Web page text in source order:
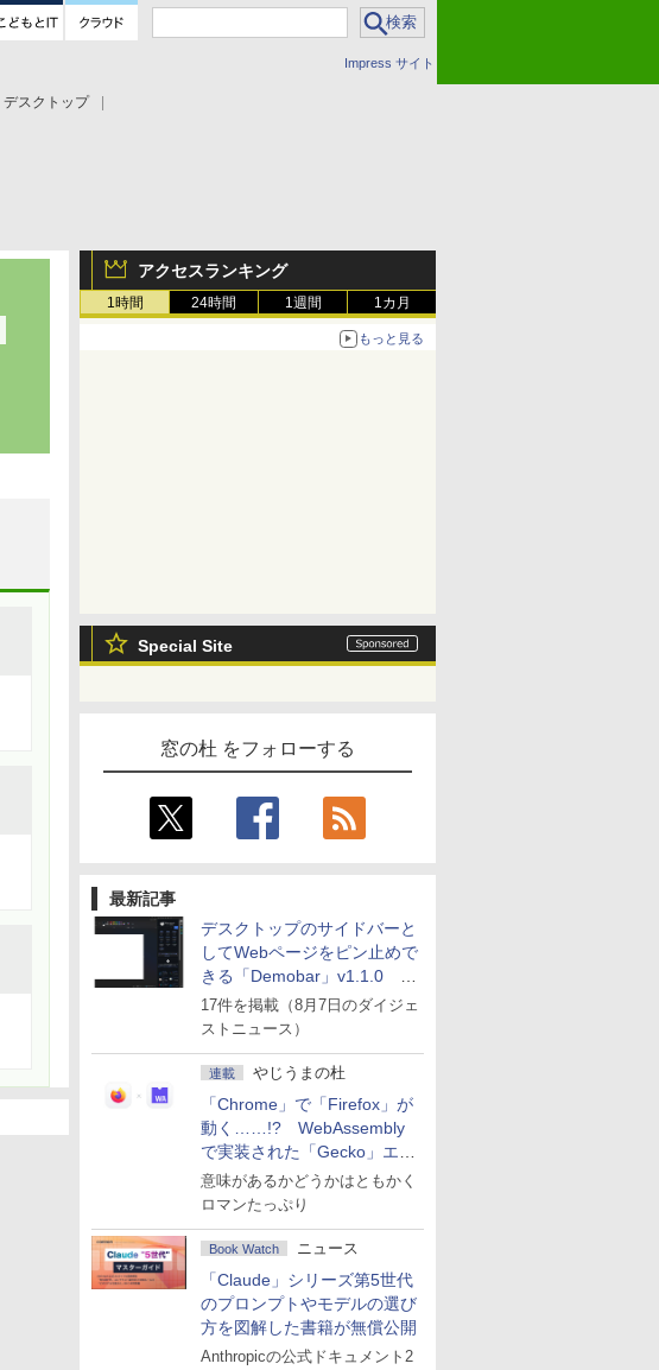
Impress サイト
デスクトップ
アクセスランキング
1時間 24時間 1週間 1カ月
もっと見る
Special Site
窓の杜 をフォローする
最新記事
デスクトップのサイドバーと
してWebページをピン止めで
きる「Demobar」v1.1.0 ほ
か
17件を掲載（8月7日のダイジェ
ストニュース）
連載 やじうまの杜
「Chrome」で「Firefox」が
動く……!? WebAssembly
で実装された「Gecko」エン
ジン
意味があるかどうかはともかく
ロマンたっぷり
Book Watch ニュース
「Claude」シリーズ第5世代
のプロンプトやモデルの選び
方を図解した書籍が無償公開
Anthropicの公式ドキュメント2